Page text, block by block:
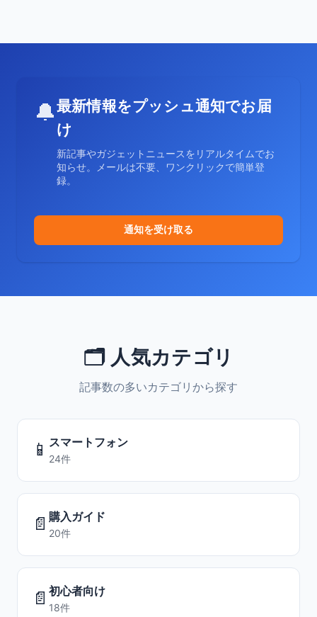
🔔最新情報をプッシュ通知でお届
け
新記事やガジェットニュースをリアルタイムでお
知らせ。メールは不要、ワンクリックで簡単登
録。
通知を受け取る
🗂️ 人気カテゴリ
記事数の多いカテゴリから探す
📱 スマートフォン
24件
📄 購入ガイド
20件
📄 初心者向け
18件